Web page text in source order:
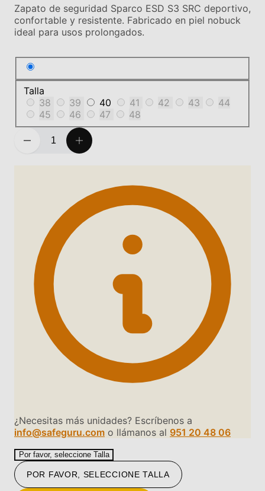
Zapato de seguridad Sparco ESD S3 SRC deportivo,
confortable y resistente. Fabricado en piel nobuck
ideal para usos prolongados.
Talla
38
39 40 41 42 43
44
45
46 47 48
¿Necesitas más unidades? Escríbenos a
info@safeguru.com o llámanos al 951 20 48 06
Por favor, seleccione Talla
POR FAVOR, SELECCIONE TALLA